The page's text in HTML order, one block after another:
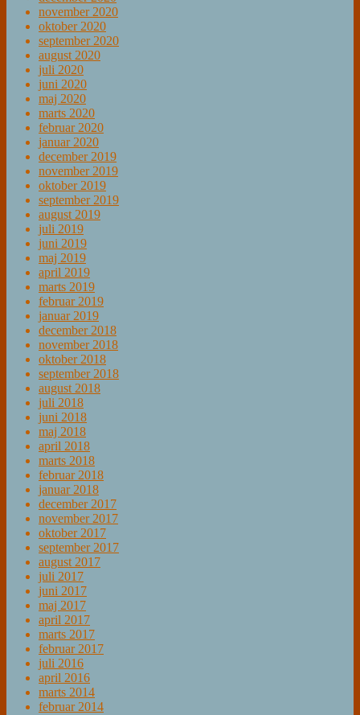
november 2020
oktober 2020
september 2020
august 2020
juli 2020
juni 2020
maj 2020
marts 2020
februar 2020
januar 2020
december 2019
november 2019
oktober 2019
september 2019
august 2019
juli 2019
juni 2019
maj 2019
april 2019
marts 2019
februar 2019
januar 2019
december 2018
november 2018
oktober 2018
september 2018
august 2018
juli 2018
juni 2018
maj 2018
april 2018
marts 2018
februar 2018
januar 2018
december 2017
november 2017
oktober 2017
september 2017
august 2017
juli 2017
juni 2017
maj 2017
april 2017
marts 2017
februar 2017
juli 2016
april 2016
marts 2014
februar 2014